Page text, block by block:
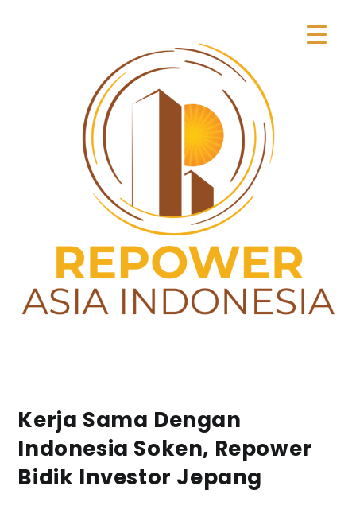
Kerja Sama Dengan
Indonesia Soken, Repower
Bidik Investor Jepang